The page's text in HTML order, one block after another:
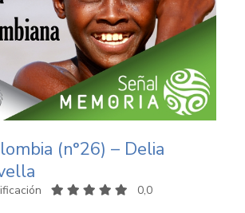
(n°26) – Delia
0,0